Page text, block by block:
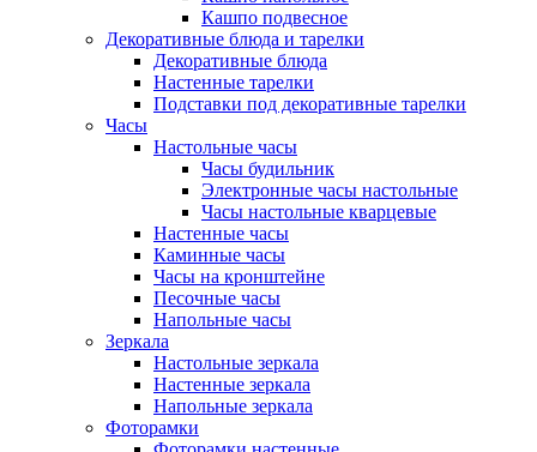
Кашпо подвесное
Декоративные блюда и тарелки
Декоративные блюда
Настенные тарелки
Подставки под декоративные тарелки
Часы
Настольные часы
Часы будильник
Электронные часы настольные
Часы настольные кварцевые
Настенные часы
Каминные часы
Часы на кронштейне
Песочные часы
Напольные часы
Зеркала
Настольные зеркала
Настенные зеркала
Напольные зеркала
Фоторамки